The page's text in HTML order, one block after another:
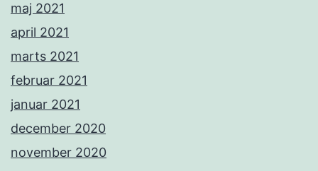
maj 2021
april 2021
marts 2021
februar 2021
januar 2021
december 2020
november 2020